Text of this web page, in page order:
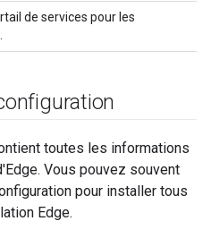
de services pour les
toutes les informations
Vous pouvez souvent
pour installer tous
Edge.